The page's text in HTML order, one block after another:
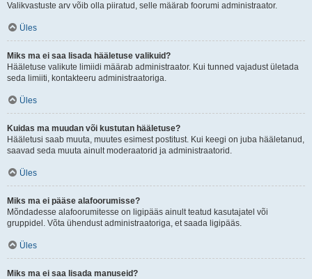
Valikvastuste arv võib olla piiratud, selle määrab foorumi administraator.
Üles
Miks ma ei saa lisada hääletuse valikuid?
Hääletuse valikute limiidi määrab administraator. Kui tunned vajadust ületada
seda limiiti, kontakteeru administraatoriga.
Üles
Kuidas ma muudan või kustutan hääletuse?
Hääletusi saab muuta, muutes esimest postitust. Kui keegi on juba hääletanud,
saavad seda muuta ainult moderaatorid ja administraatorid.
Üles
Miks ma ei pääse alafoorumisse?
Mõndadesse alafoorumitesse on ligipääs ainult teatud kasutajatel või
gruppidel. Võta ühendust administraatoriga, et saada ligipääs.
Üles
Miks ma ei saa lisada manuseid?